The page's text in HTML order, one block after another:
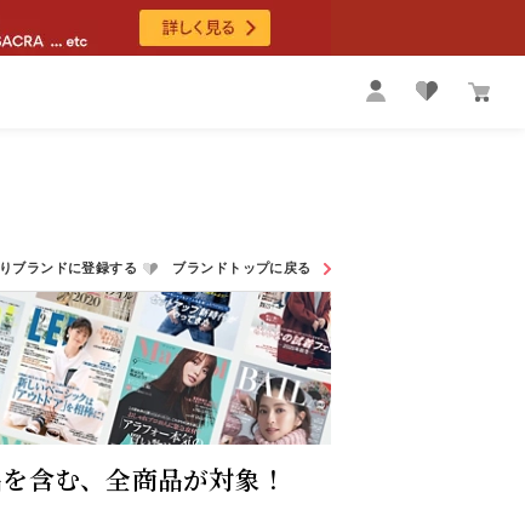
含む、全商品が対象！